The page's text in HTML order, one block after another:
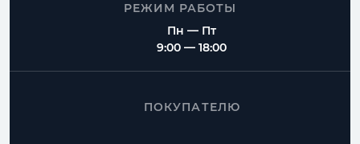
РЕЖИМ РАБОТЫ
Пн — Пт
9:00 — 18:00
ПОКУПАТЕЛЮ